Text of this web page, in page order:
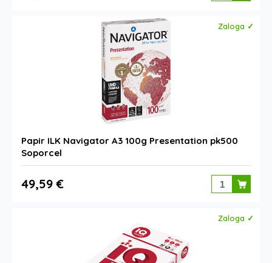
Zaloga ✓
Papir ILK Navigator A3 100g Presentation pk500
Soporcel
49,59 €
Zaloga ✓